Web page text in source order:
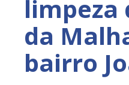
limpeza
da
bairro